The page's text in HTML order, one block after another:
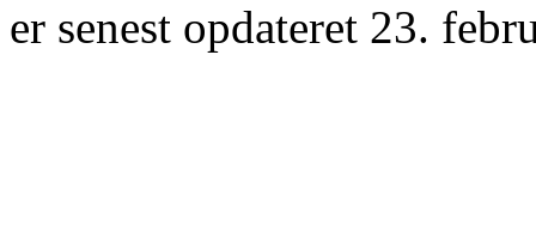
er senest opdateret 23.